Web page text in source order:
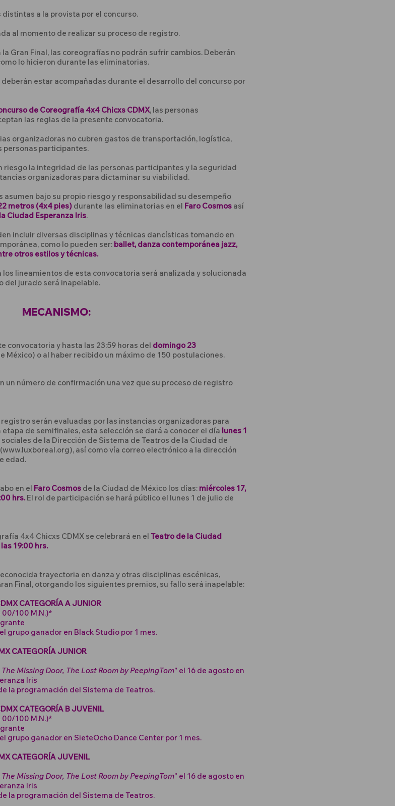
a la provista por el concurso.
al momento de realizar su proceso de registro.
Gran Final, las coreografías no podrán sufrir cambios. Deberán
lo hicieron durante las eliminatorias.
estar acompañadas durante el desarrollo del concurso por
de Coreografía 4x4 Chicxs CDMX, las personas
las reglas de la presente convocatoria.
organizadoras no cubren gastos de transportación, logística,
personas participantes.
riesgo la integridad de las personas participantes y la seguridad
organizadoras para dictaminar su viabilidad.
asumen bajo su propio riesgo y responsabilidad su desempeño
metros (4x4 pies) durante las eliminatorias en el Faro Cosmos así
Ciudad Esperanza Iris.
incluir diversas disciplinas y técnicas dancísticas tomando en
como lo pueden ser: ballet, danza contemporánea jazz,
otros estilos y técnicas.
lineamientos de esta convocatoria será analizada y solucionada
del jurado será inapelable.
MECANISMO:
convocatoria y hasta las 23:59 horas del domingo 23
México) o al haber recibido un máximo de 150 postulaciones.
número de confirmación una vez que su proceso de registro
serán evaluadas por las instancias organizadoras para
de semifinales, esta selección se dará a conocer el día lunes 1
de la Dirección de Sistema de Teatros de la Ciudad de
www.luxboreal.org), así como vía correo electrónico a la dirección
edad.
en el Faro Cosmos de la Ciudad de México los días: miércoles 17,
hrs.El rol de participación se hará público el lunes 1 de julio de
4x4 Chicxs CDMX se celebrará en el Teatro de la Ciudad
19:00 hrs.
trayectoria en danza y otras disciplinas escénicas,
Final, otorgando los siguientes premios, su fallo será inapelable:
CATEGORÍA A JUNIOR
100 M.N.)*
grupo ganador en Black Studio por 1 mes.
CATEGORÍA JUNIOR
Missing Door, The Lost Room by PeepingTom” el 16 de agosto en
Iris
la programación del Sistema de Teatros.
CATEGORÍA B JUVENIL
100 M.N.)*
grupo ganador en SieteOcho Dance Center por 1 mes.
CATEGORÍA JUVENIL
Missing Door, The Lost Room by PeepingTom” el 16 de agosto en
Iris
la programación del Sistema de Teatros.